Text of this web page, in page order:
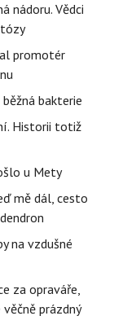
nádoru. Vědci
promotér
bakterie
Historii totiž
u Mety
mě dál, cesto
na vzdušné
za opraváře,
prázdný